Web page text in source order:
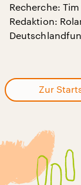
Recherche:
Redaktion:
Zur